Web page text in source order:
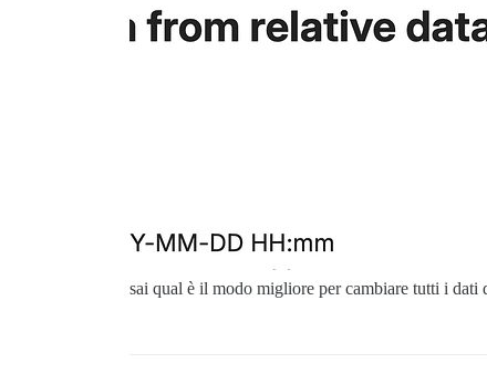
sai qual è il modo migliore per cambiare tutti i